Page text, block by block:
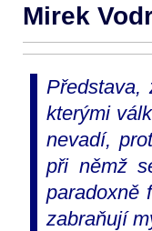
Mirek
Představa,
kterými
nevadí,
při němž
paradoxně
zabraňují